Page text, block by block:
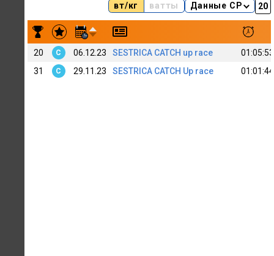
вт/кг ватты Данные CP
Результаты заездов Anton Barsukov
20 C 06.12.23 SESTRICA CATCH up race
01:05:53
31
C 29.11.23 SESTRICA CATCH Up race 01:01:44